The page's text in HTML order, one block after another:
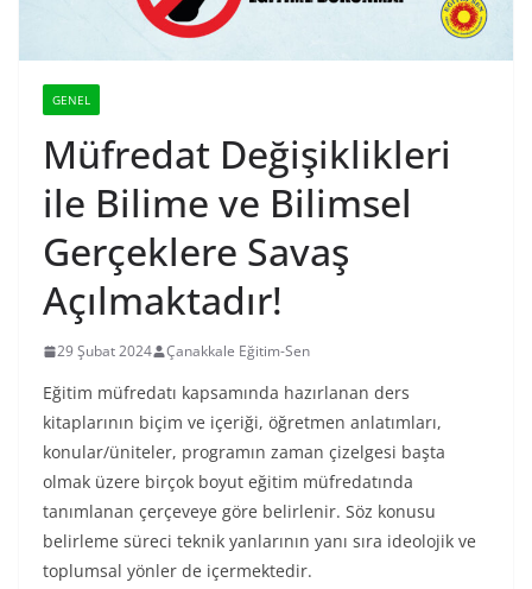
GENEL
Müfredat Değişiklikleri
ile Bilime ve Bilimsel
Gerçeklere Savaş
Açılmaktadır!
29 Şubat 2024 Çanakkale Eğitim-Sen
Eğitim müfredatı kapsamında hazırlanan ders
kitaplarının biçim ve içeriği, öğretmen anlatımları,
konular/üniteler, programın zaman çizelgesi başta
olmak üzere birçok boyut eğitim müfredatında
tanımlanan çerçeveye göre belirlenir. Söz konusu
belirleme süreci teknik yanlarının yanı sıra ideolojik ve
toplumsal yönler de içermektedir.